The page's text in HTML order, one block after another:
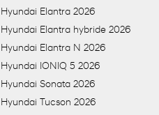
Hyundai Elantra 2026
Hyundai Elantra hybride 2026
Hyundai Elantra N 2026
Hyundai IONIQ 5 2026
Hyundai Sonata 2026
Hyundai Tucson 2026